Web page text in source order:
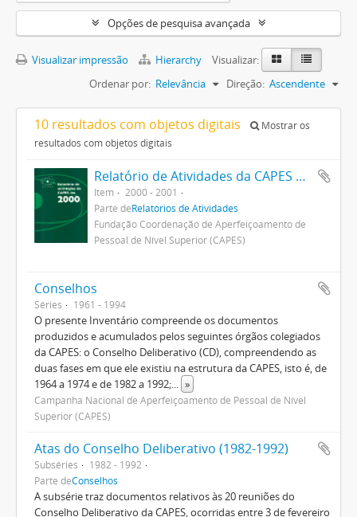
Opções de pesquisa avançada
Visualizar impressão Hierarchy
Visualizar:
Ordenar por: Relevância Direção: Ascendente
10 resultados com objetos digitais
Mostrar os
resultados com objetos digitais
Relatório de Atividades da CAPES 2000
Item
2000 - 2001
Parte deRelatórios de Atividades
Fundação Coordenação de Aperfeiçoamento de
Pessoal de Nível Superior (CAPES)
Conselhos
Séries 1961 - 1994
O presente Inventário compreende os documentos
produzidos e acumulados pelos seguintes órgãos colegiados
da CAPES: o Conselho Deliberativo (CD), compreendendo as
duas fases em que ele existiu na estrutura da CAPES, isto é, de
1964 a 1974 e de 1982 a 1992;... »
Campanha Nacional de Aperfeiçoamento de Pessoal de Nível
Superior (CAPES)
Atas do Conselho Deliberativo (1982-1992)
Subséries
1982 - 1992
Parte deConselhos
A subsérie traz documentos relativos às 20 reuniões do
Conselho Deliberativo da CAPES, ocorridas entre 3 de fevereiro